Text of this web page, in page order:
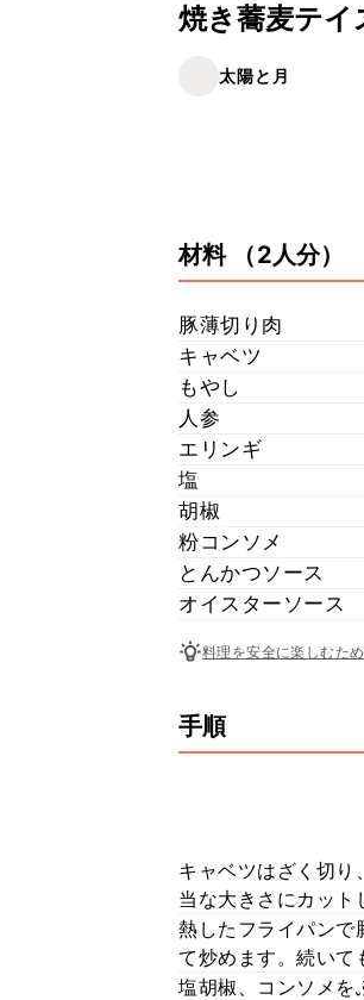
焼き蕎麦テイ
太陽と月
材料 （2人分）
豚薄切り肉
キャベツ
もやし
人参
エリンギ
塩
胡椒
粉コンソメ
とんかつソース
オイスターソース
料理を安全に楽しむた
手順
キャベツはざく切り
当な大きさにカット
熱したフライパンで
て炒めます。続いて
塩胡椒、コンソメを